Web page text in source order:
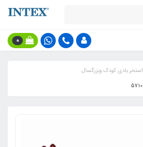
0
استخر بادی کودک وبزرگسال